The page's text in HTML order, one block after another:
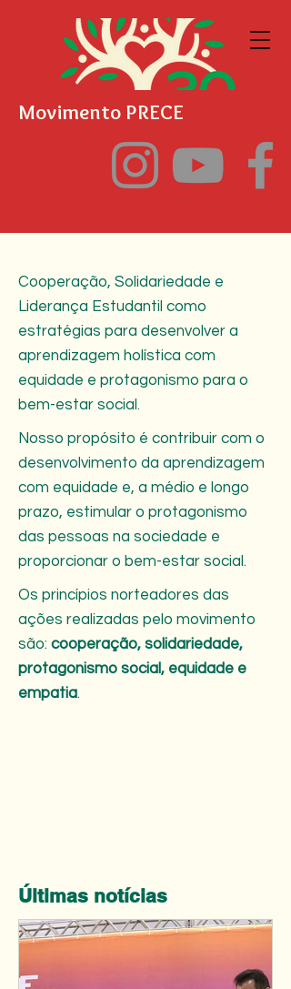
Movimento PRECE
Cooperação, Solidariedade e
Liderança Estudantil como
estratégias para desenvolver a
aprendizagem holística com
equidade e protagonismo para o
bem-estar social.
Nosso propósito é contribuir com o
desenvolvimento da aprendizagem
com equidade e, a médio e longo
prazo, estimular o protagonismo
das pessoas na sociedade e
proporcionar o bem-estar social.
Os princípios norteadores das
ações realizadas pelo movimento
são: cooperação, solidariedade,
protagonismo social, equidade e
empatia.
Últimas notícias